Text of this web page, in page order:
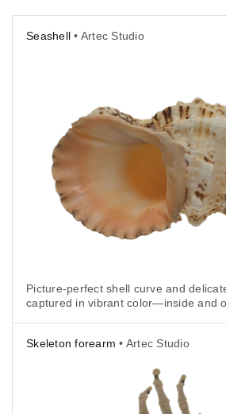
Seashell • Artec Studio
Picture-perfect shell curve and
captured in vibrant color—inside and
Skeleton forearm • Artec Studio